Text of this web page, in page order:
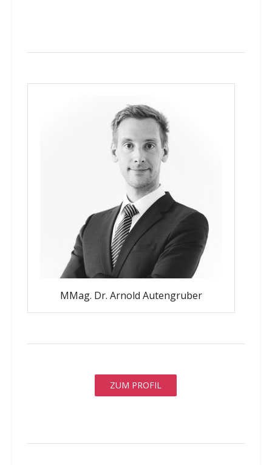
MMag. Dr. Arnold Autengruber
ZUM PROFIL